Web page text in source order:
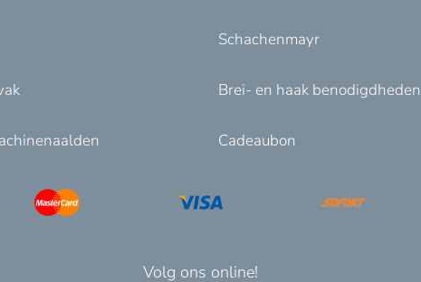
Schachenmayr
Brei- en haak benodigdheden
Cadeaubon
Volg ons online!